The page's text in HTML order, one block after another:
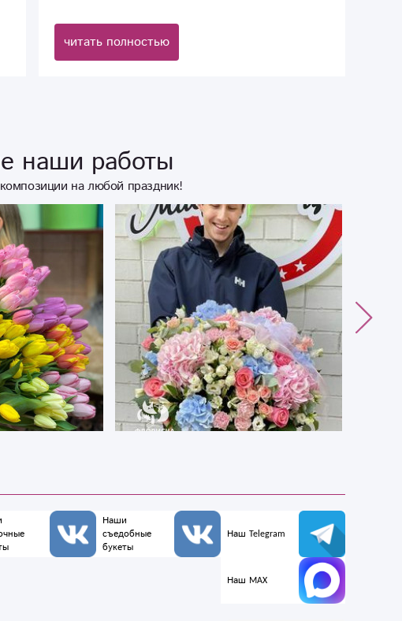
утра, в 13.10 букет и шары уже радовали
получателя. Всё быстро, удобно. Большой выбор
цветов и сопутствующих товаров для
читать полностью
наши работы
на любой праздник!
Наши
съедобные
букеты
Наш Telegram
Наш MAX